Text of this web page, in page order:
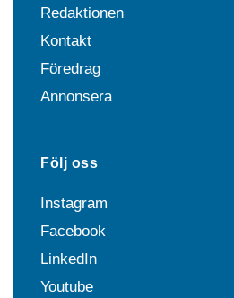
Redaktionen
Kontakt
Föredrag
Annonsera
Följ oss
Instagram
Facebook
LinkedIn
Youtube